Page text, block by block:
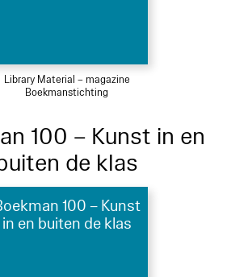
Library Material – magazine
Boekmanstichting
100 – Kunst in en
de klas
100 – Kunst
in en buiten de klas